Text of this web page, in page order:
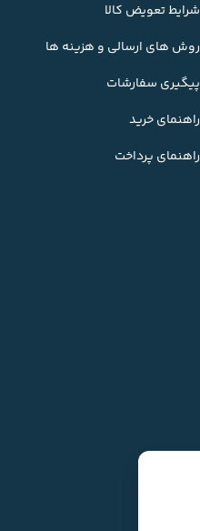
شرایط تعویض کالا
روش های ارسالی و هزینه ها
پیگیری سفارشات
راهنمای خرید
راهنمای پرداخت